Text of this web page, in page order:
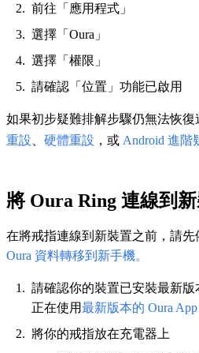
前往「應用程式」
選擇「Oura」
選擇「權限」
請確認「位置」功能已啟用
如果初步疑難排解步驟仍無法恢
重設
硬體重設 ，或 Android 進階
將 Oura Ring 連線到
在將戒指連線到新裝置之前，請先
Oura 資料轉移到新手機。
請確認你的裝置已安裝最新版
正在使用最新版本的 Oura App
將你的戒指放在充電器上